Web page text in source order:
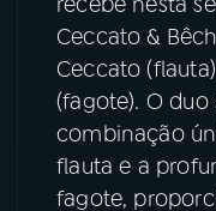
08 PRÊMIO
ACOMPANHE A RÁDIO
YouTube
Ceccato &
Ceccato
(fagote). O duo
combinação
flauta e a
fagote,